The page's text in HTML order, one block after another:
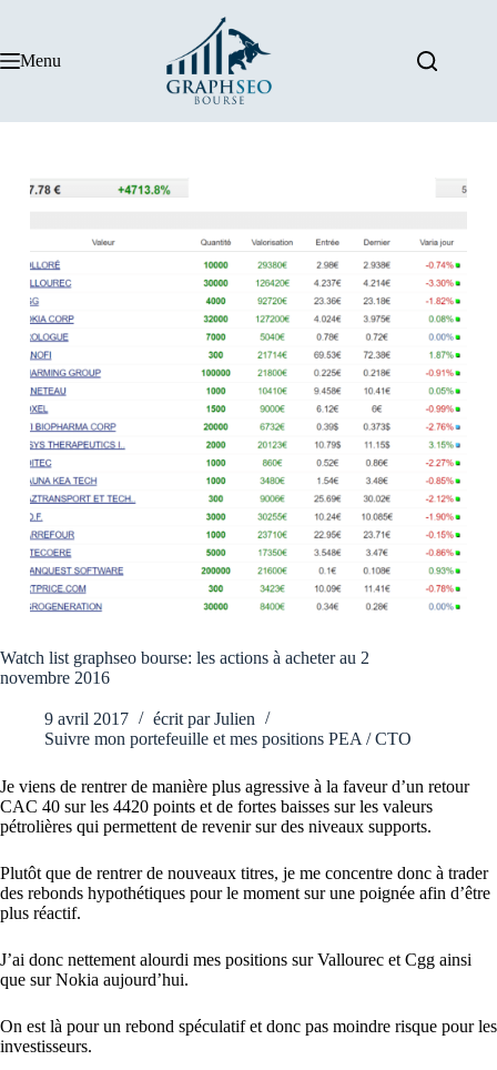
Menu
Watch list graphseo bourse: les actions à acheter au 2
novembre 2016
9 avril 2017 écrit par Julien
Suivre mon portefeuille et mes positions PEA / CTO
Je viens de rentrer de manière plus agressive à la faveur d’un retour
CAC 40 sur les 4420 points et de fortes baisses sur les valeurs
pétrolières qui permettent de revenir sur des niveaux supports.
Plutôt que de rentrer de nouveaux titres, je me concentre donc à trader
des rebonds hypothétiques pour le moment sur une poignée afin d’être
plus réactif.
J’ai donc nettement alourdi mes positions sur Vallourec et Cgg ainsi
que sur Nokia aujourd’hui.
On est là pour un rebond spéculatif et donc pas moindre risque pour les
investisseurs.